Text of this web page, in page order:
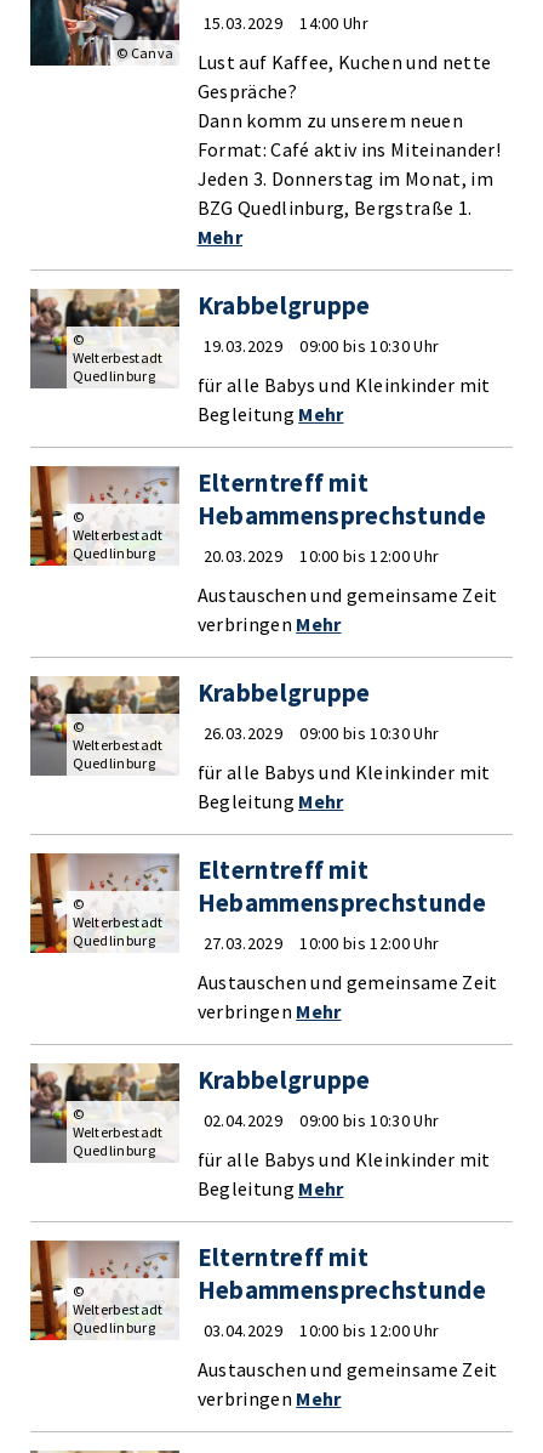
15.03.2029 14:00 Uhr
Lust auf Kaffee, Kuchen und nette
Gespräche?
Dann komm zu unserem neuen
Format: Café aktiv ins Miteinander!
Jeden 3. Donnerstag im Monat, im
BZG Quedlinburg, Bergstraße 1.
Mehr
© Canva
Krabbelgruppe
19.03.2029 09:00 bis 10:30 Uhr
für alle Babys und Kleinkinder mit
Begleitung Mehr
©
Welterbestadt
Quedlinburg
Elterntreff mit
Hebammensprechstunde
20.03.2029 10:00 bis 12:00 Uhr
Austauschen und gemeinsame Zeit
verbringen Mehr
©
Welterbestadt
Quedlinburg
Krabbelgruppe
26.03.2029 09:00 bis 10:30 Uhr
für alle Babys und Kleinkinder mit
Begleitung Mehr
©
Welterbestadt
Quedlinburg
Elterntreff mit
Hebammensprechstunde
27.03.2029 10:00 bis 12:00 Uhr
Austauschen und gemeinsame Zeit
verbringen Mehr
©
Welterbestadt
Quedlinburg
Krabbelgruppe
02.04.2029 09:00 bis 10:30 Uhr
für alle Babys und Kleinkinder mit
Begleitung Mehr
©
Welterbestadt
Quedlinburg
Elterntreff mit
Hebammensprechstunde
03.04.2029 10:00 bis 12:00 Uhr
Austauschen und gemeinsame Zeit
verbringen Mehr
©
Welterbestadt
Quedlinburg